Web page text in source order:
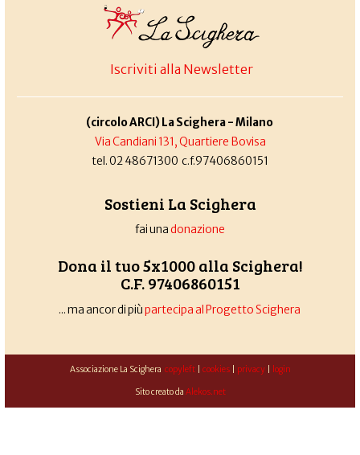
Iscriviti alla Newsletter
(circolo ARCI) La Scighera - Milano
Via Candiani 131, Quartiere Bovisa
tel. 02 48671300 c.f.97406860151
Sostieni La Scighera
fai unadonazione
Dona il tuo 5x1000 alla Scighera!
C.F. 97406860151
... ma ancor di piùpartecipa al Progetto Scighera
Associazione La Scighera copyleft| cookies| privacy| login
Sito creato da Alekos.net